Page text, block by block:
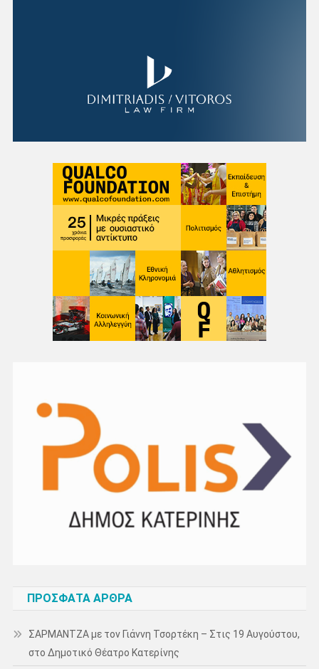
ΠΡΌΣΦΑΤΑ ΆΡΘΡΑ
ΣΑΡΜΑΝΤΖΑ με τον Γιάννη Τσορτέκη – Στις 19 Αυγούστου,
στο Δημοτικό Θέατρο Κατερίνης